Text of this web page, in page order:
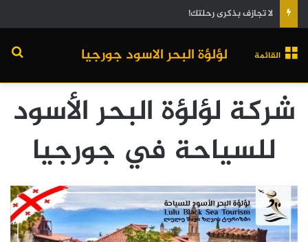
لا تجازف بذكرى رحلتك!
لؤلؤة البحر الاسود جورجيا القائمة
شركة لؤلؤة البحر الأسود
للسياحة في جورجيا